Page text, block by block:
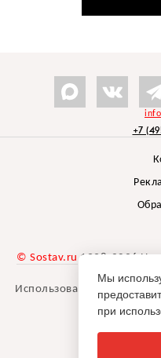
+7
© Sostav.ru 1998-2026
Использование
Мы
при